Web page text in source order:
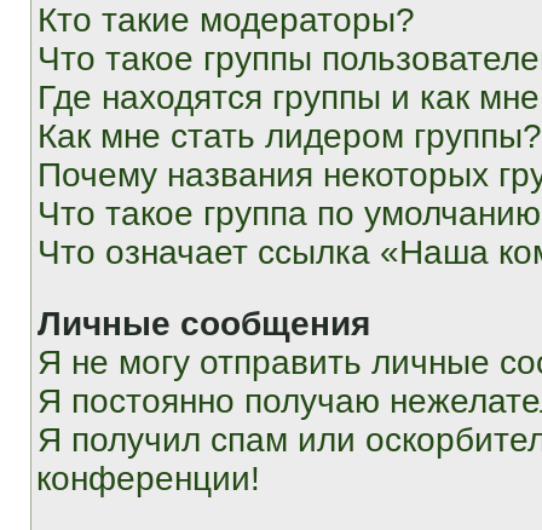
Кто такие модераторы?
Что такое группы
Где находятся группы и как
Как мне стать лидером группы?
Почему названия некоторых
Что такое группа по
Что означает ссылка «Наша
Личные сообщения
Я не могу отправить личные
Я постоянно получаю
Я получил спам или
конференции!